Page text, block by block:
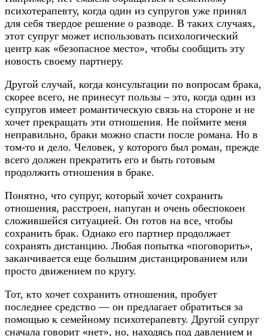
психотерапевту, когда один из супругов уже принял
для себя твердое решение о разводе. В таких случаях,
этот супруг может использовать психологический
центр как «безопасное место», чтобы сообщить эту
новость своему партнеру.
Другой случай, когда консультации по вопросам брака,
скорее всего, не принесут пользы – это, когда один из
супругов имеет романтическую связь на стороне и не
хочет прекращать эти отношения. Не поймите меня
неправильно, браки можно спасти после романа. Но в
том-то и дело. Человек, у которого был роман, прежде
всего должен прекратить его и быть готовым
продолжить отношения в браке.
Понятно, что супруг, который хочет сохранить
отношения, расстроен, напуган и очень обеспокоен
сложившейся ситуацией. Он готов на все, чтобы
сохранить брак. Однако его партнер продолжает
сохранять дистанцию. Любая попытка «поговорить»,
заканчивается еще большим дистанцированием или
просто движением по кругу.
Тот, кто хочет сохранить отношения, пробует
последнее средство — он предлагает обратиться за
помощью к семейному психотерапевту. Другой супруг
сначала говорит «нет», но, находясь под давлением и